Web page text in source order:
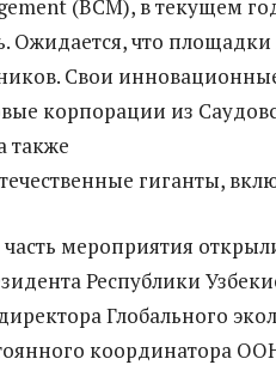
(BCM), в текущем
Ожидается, что
Свои
корпорации из
также
гиганты,
мероприятия
Республики
Глобального
координатора